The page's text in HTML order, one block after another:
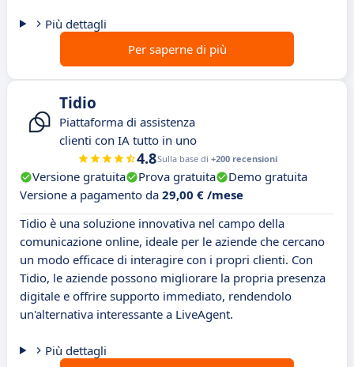
Più dettagli
Per saperne di più
Tidio
Piattaforma di assistenza
clienti con IA tutto in uno
4.8Sulla base di +200 recensioni
Versione gratuita Prova gratuita
Demo gratuita
Versione a pagamento da 29,00 € /mese
Tidio è una soluzione innovativa nel campo della
comunicazione online, ideale per le aziende che cercano
un modo efficace di interagire con i propri clienti. Con
Tidio, le aziende possono migliorare la propria presenza
digitale e offrire supporto immediato, rendendolo
un'alternativa interessante a LiveAgent.
Più dettagli